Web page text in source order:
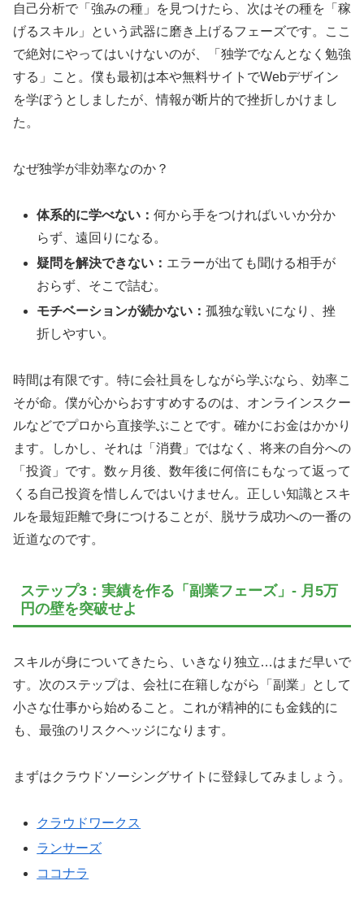
自己分析で「強みの種」を見つけたら、次はその種を「稼
げるスキル」という武器に磨き上げるフェーズです。ここ
で絶対にやってはいけないのが、「独学でなんとなく勉強
する」こと。僕も最初は本や無料サイトでWebデザイン
を学ぼうとしましたが、情報が断片的で挫折しかけまし
た。
なぜ独学が非効率なのか？
体系的に学べない：何から手をつければいいか分か
らず、遠回りになる。
疑問を解決できない： エラーが出ても聞ける相手が
おらず、そこで詰む。
モチベーションが続かない：孤独な戦いになり、挫
折しやすい。
時間は有限です。特に会社員をしながら学ぶなら、効率こ
そが命。僕が心からおすすめするのは、オンラインスクー
ルなどでプロから直接学ぶことです。確かにお金はかかり
ます。しかし、それは「消費」ではなく、将来の自分への
「投資」です。数ヶ月後、数年後に何倍にもなって返って
くる自己投資を惜しんではいけません。正しい知識とスキ
ルを最短距離で身につけることが、脱サラ成功への一番の
近道なのです。
ステップ3：実績を作る「副業フェーズ」- 月5万
円の壁を突破せよ
スキルが身についてきたら、いきなり独立…はまだ早いで
す。次のステップは、会社に在籍しながら「副業」として
小さな仕事から始めること。これが精神的にも金銭的に
も、最強のリスクヘッジになります。
まずはクラウドソーシングサイトに登録してみましょう。
クラウドワークス
ランサーズ
ココナラ